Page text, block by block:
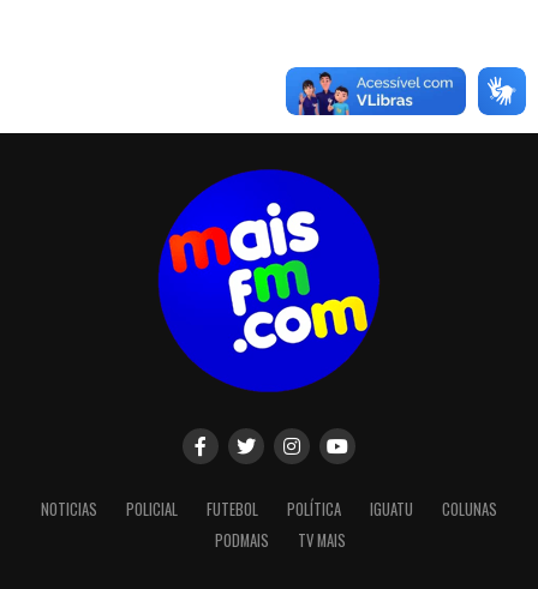
NOTICIAS POLICIAL FUTEBOL POLÍTICA IGUATU
COLUNAS
PODMAIS
TV MAIS